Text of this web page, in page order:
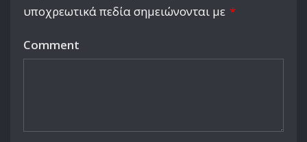
υποχρεωτικά πεδία σημειώνονται με *
Comment